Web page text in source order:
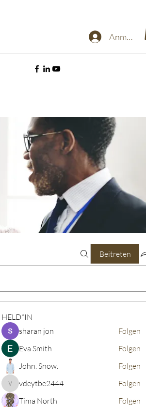
Anmelden
Beitreten
HELD*IN
sharan jon
Folgen
Eva Smith
Folgen
John. Snow.
Folgen
vdeytbe2444
vdeytbe2444
Folgen
Tima North
Folgen